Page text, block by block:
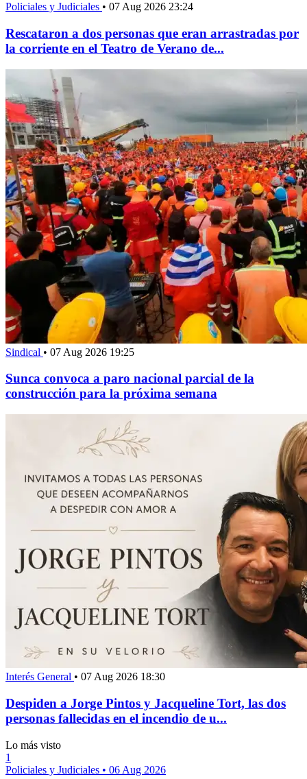
Policiales y Judiciales • 07 Aug 2026 23:24
Rescataron a dos personas que eran arrastradas por
la corriente en el Teatro de Verano de...
Sindical • 07 Aug 2026 19:25
Sunca convoca a paro nacional parcial de la
construcción para la próxima semana
Interés General • 07 Aug 2026 18:30
Despiden a Jorge Pintos y Jacqueline Tort, las dos
personas fallecidas en el incendio de u...
Lo más visto
1
Policiales y Judiciales • 06 Aug 2026